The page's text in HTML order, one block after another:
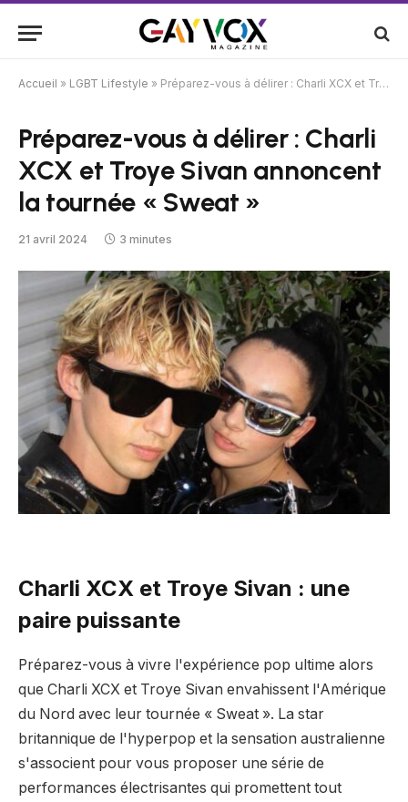
Accueil » LGBT Lifestyle » Préparez-vous à délirer : Charli XCX et Troye Sivan annoncent la tournée « Sweat »
Préparez-vous à délirer : Charli
XCX et Troye Sivan annoncent
la tournée « Sweat »
21 avril 2024 3 minutes
Charli XCX et Troye Sivan : une
paire puissante
Préparez-vous à vivre l'expérience pop ultime alors
que Charli XCX et Troye Sivan envahissent l'Amérique
du Nord avec leur tournée « Sweat ». La star
britannique de l'hyperpop et la sensation australienne
s'associent pour vous proposer une série de
performances électrisantes qui promettent tout